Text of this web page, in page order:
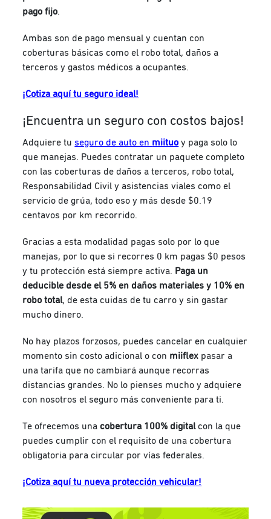
pago fijo.
Ambas son de pago mensual y cuentan con
coberturas básicas como el robo total, daños a
terceros y gastos médicos a ocupantes.
¡Cotiza aquí tu seguro ideal!
¡Encuentra un seguro con costos bajos!
Adquiere tu seguro de auto en miituo y paga solo lo
que manejas. Puedes contratar un paquete completo
con las coberturas de daños a terceros, robo total,
Responsabilidad Civil y asistencias viales como el
servicio de grúa, todo eso y más desde $0.19
centavos por km recorrido.
Gracias a esta modalidad pagas solo por lo que
manejas, por lo que si recorres 0 km pagas $0 pesos
y tu protección está siempre activa. Paga un
deducible desde el 5% en daños materiales y 10% en
robo total, de esta cuidas de tu carro y sin gastar
mucho dinero.
No hay plazos forzosos, puedes cancelar en cualquier
momento sin costo adicional o con miiflex pasar a
una tarifa que no cambiará aunque recorras
distancias grandes. No lo pienses mucho y adquiere
con nosotros el seguro más conveniente para ti.
Te ofrecemos unacobertura 100% digitalcon la que
puedes cumplir con el requisito de una cobertura
obligatoria para circular por vías federales.
¡Cotiza aquí tu nueva protección vehicular!